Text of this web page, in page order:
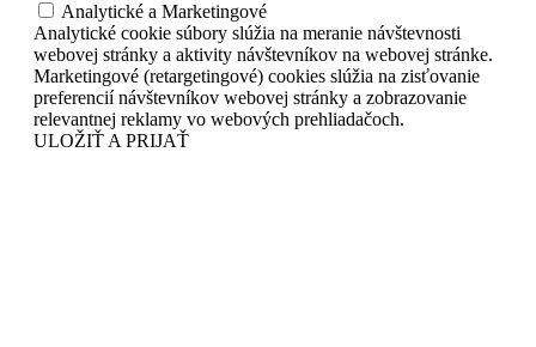
Analytické a Marketingové
Analytické cookie súbory slúžia na meranie návštevnosti
webovej stránky a aktivity návštevníkov na webovej stránke.
Marketingové (retargetingové) cookies slúžia na zisťovanie
preferencií návštevníkov webovej stránky a zobrazovanie
relevantnej reklamy vo webových prehliadačoch.
ULOŽIŤ A PRIJAŤ